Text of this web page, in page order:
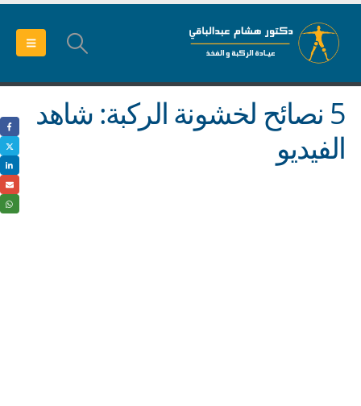
5 نصائح لخشونة الركبة: شاهد
الفيديو